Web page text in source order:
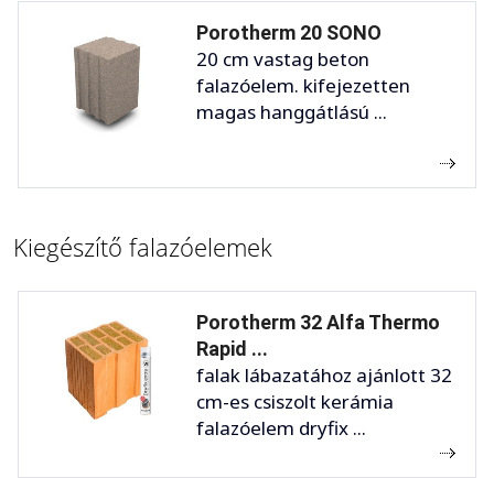
Porotherm 20 SONO
20 cm vastag beton
falazóelem. kifejezetten
magas hanggátlású ...
Kiegészítő falazóelemek
Porotherm 32 Alfa Thermo
Rapid ...
falak lábazatához ajánlott 32
cm-es csiszolt kerámia
falazóelem dryfix ...